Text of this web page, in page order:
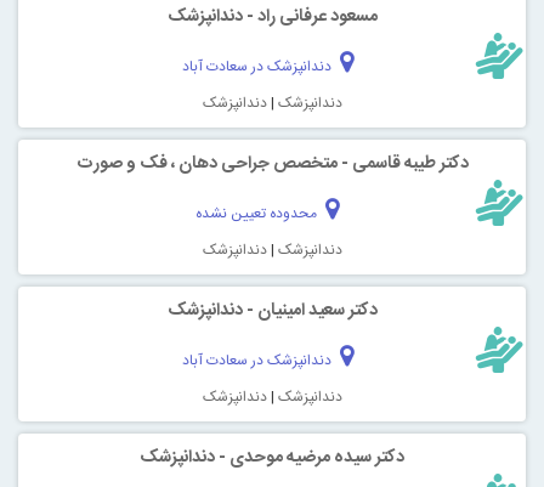
مسعود عرفانی راد - دندانپزشک
دندانپزشک در سعادت آباد
دندانپزشک |دندانپزشک
دکتر طیبه قاسمی - متخصص جراحی دهان ، فک و صورت
محدوده تعیین نشده
دندانپزشک |دندانپزشک
دکتر سعید امینیان - دندانپزشک
دندانپزشک در سعادت آباد
دندانپزشک |دندانپزشک
دکتر سیده مرضیه موحدی - دندانپزشک